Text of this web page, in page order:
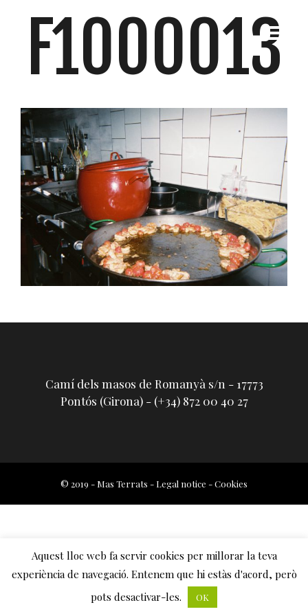
F1000013
Camí dels masos de Romanyà s/n - 17773
Pontós (Girona) - (+34) 872 00 40 27
Aquest lloc web fa servir cookies per millorar la teva
experiència de navegació. Entenem que hi estàs d'acord, però
pots desactivar-les.
OK
© 2019 - Mas Terrats - Legal notice -Cookies